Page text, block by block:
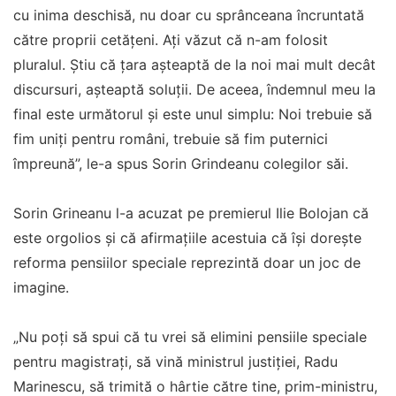
cu inima deschisă, nu doar cu sprânceana încruntată
către proprii cetăţeni. Aţi văzut că n-am folosit
pluralul. Ştiu că ţara aşteaptă de la noi mai mult decât
discursuri, aşteaptă soluţii. De aceea, îndemnul meu la
final este următorul şi este unul simplu: Noi trebuie să
fim uniţi pentru români, trebuie să fim puternici
împreună”, le-a spus Sorin Grindeanu colegilor săi.
Sorin Grineanu l-a acuzat pe premierul Ilie Bolojan că
este orgolios și că afirmațiile acestuia că își dorește
reforma pensiilor speciale reprezintă doar un joc de
imagine.
„Nu poţi să spui că tu vrei să elimini pensiile speciale
pentru magistraţi, să vină ministrul justiţiei, Radu
Marinescu, să trimită o hârtie către tine, prim-ministru,